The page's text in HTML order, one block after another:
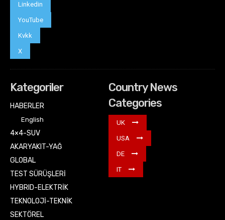
Linkedin
YouTube
Kvkk
X
Kategoriler
HABERLER
English
4×4-SUV
AKARYAKIT-YAĞ
GLOBAL
TEST SÜRÜŞLERİ
HYBRID-ELEKTRİK
TEKNOLOJİ-TEKNİK
SEKTÖREL
Country News
Categories
UK
USA
DE
IT